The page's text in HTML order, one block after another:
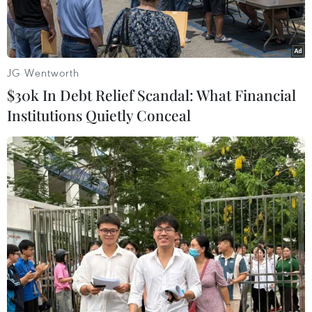
Hệ thống phòng thủ tên lửa tầm cao giai đoạn cuối. (Nguồn:
stripes.com)
Hãng thông tấn Yonhap dẫn lời Tư lệnh các lực
lượng Mỹ tại Hàn Quốc (USKF), Tướng Vincent
Brooks, tuyên bố ngày 13/12 rằng sẽ không có
JG Wentworth
$30k In Debt Relief Scandal: What Financial
Institutions Quietly Conceal